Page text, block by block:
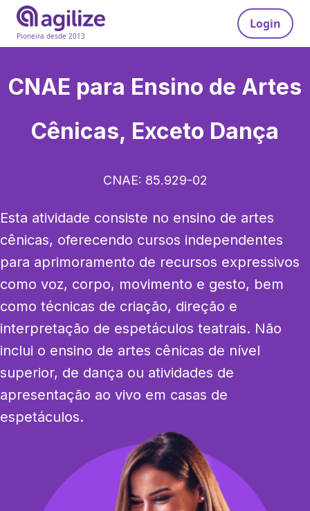
Pioneira desde 2013
Login
CNAE para Ensino de Artes
Cênicas, Exceto Dança
CNAE: 85.929-02
Esta atividade consiste no ensino de artes
cênicas, oferecendo cursos independentes
para aprimoramento de recursos expressivos
como voz, corpo, movimento e gesto, bem
como técnicas de criação, direção e
interpretação de espetáculos teatrais. Não
inclui o ensino de artes cênicas de nível
superior, de dança ou atividades de
apresentação ao vivo em casas de
espetáculos.